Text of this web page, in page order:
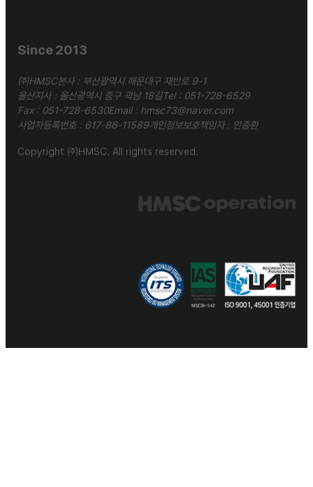
Since 2013
㈜HMSC본사 : 부산광역시 해운대구 재반로 9-1
울산지사 : 울산광역시 중구 곽남 18길Tel : 051-728-6529
Fax : 051-728-6530Email : hmsc73@naver.com
사업자등록번호 : 617-86-11589개인정보보호책임자 : 안종환
Copyright ㈜HMSC. All rights reserved.